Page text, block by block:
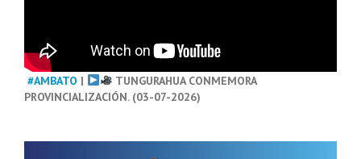
#AMBATO |
TUNGURAHUA CONMEMORA
PROVINCIALIZACIÓN. (03-07-2026)